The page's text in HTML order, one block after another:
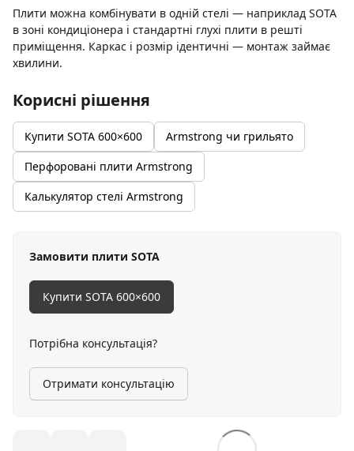
Плити можна комбінувати в одній стелі — наприклад SOTA
в зоні кондиціонера і стандартні глухі плити в решті
приміщення. Каркас і розмір ідентичні — монтаж займає
хвилини.
Корисні рішення
Купити SOTA 600×600
Armstrong чи грильято
Перфоровані плити Armstrong
Калькулятор стелі Armstrong
Замовити плити SOTA
Купити SOTA 600×600
Потрібна консультація?
Отримати консультацію